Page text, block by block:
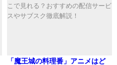
「魔王城の料理番」アニメはど